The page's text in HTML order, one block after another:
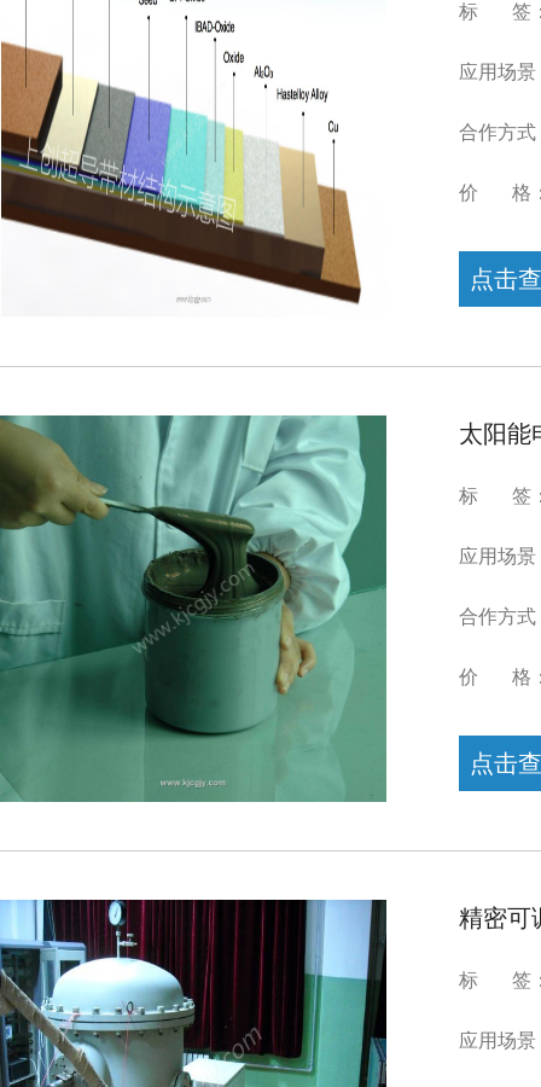
标 签：
应用场
合作方式
价 格
点击
太阳能
标 签：
应用场
合作方式
价 格
点击
精密可
标 签：
应用场